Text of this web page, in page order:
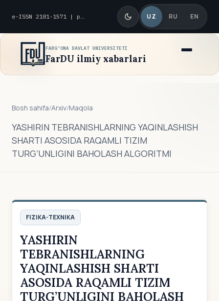
e-ISSN 2181-1571 | p-ISSN 2010-8419 UZ RU EN
FARG'ONA DAVLAT UNIVERSITETI
FarDU ilmiy xabarlari
Bosh sahifa/Arxiv/Maqola
YASHIRIN TEBRANISHLARNING YAQINLASHISH
SHARTI ASOSIDA RAQAMLI TIZIM
TURG’UNLIGINI BAHOLASH ALGORITMI
FIZIKA-TEXNIKA
YASHIRIN
TEBRANISHLARNING
YAQINLASHISH SHARTI
ASOSIDA RAQAMLI TIZIM
TURG’UNLIGINI BAHOLASH